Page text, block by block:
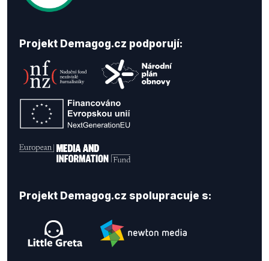
Projekt Demagog.cz podporují:
Projekt Demagog.cz spolupracuje s: